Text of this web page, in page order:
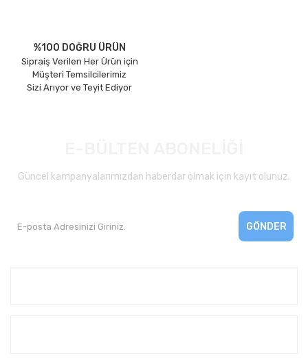
%100 DOĞRU ÜRÜN
Sipraiş Verilen Her Ürün için
Müşteri Temsilcilerimiz
Sizi Arıyor ve Teyit Ediyor
Güncel kampanyalarımızdan haberdar olmak için kayıt olunuz.
GÖNDER